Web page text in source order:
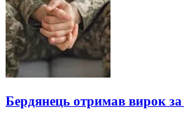
Бердянець отримав вирок